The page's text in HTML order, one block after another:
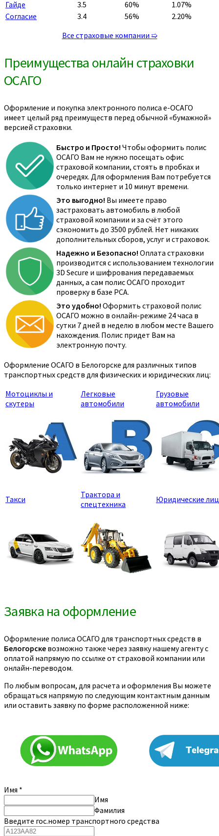
Гайде 3.5 60%
1.07%
Согласие
3.4 56%
2.20%
Все страховые компании ➯
Преимущества онлайн страховки
ОСАГО
Оформление и покупка электронного полиса е-ОСАГО
имеет целый ряд преимуществ перед обычной «бумажной»
версией страховки.
Быстро и Просто! Чтобы оформить полис
ОСАГО Вам не нужно посещать офис
страховой компании, стоять в пробках и
очередях. Для оформления Вам потребуется
только интернет и 10 минут времени.
Это выгодно! Вы имеете право
застраховать автомобиль в любой
страховой компании и за счёт этого
сэкономить до 3500 рублей. Нет никаких
дополнительных сборов, услуг и страховок.
Надежно и Безопасно! Оплата страховки
производится с использованием технологии
3D Secure и шифрования передаваемых
данных, а сам полис ОСАГО проходит
проверку в базе РСА.
Это удобно! Оформить страховой полис
ОСАГО можно в онлайн-режиме 24 часа в
сутки 7 дней в неделю в любом месте Вашего
нахождения. Полис придет Вам на
электронную почту.
Оформление ОСАГО в Белогорске для различных типов
транспортных средств для физических и юридических лиц:
Мотоциклы и
скутеры
Легковые
автомобили
Грузовые
автомобили
Такси
Трактора и
спецтехника
Юридические
Заявка на оформление
Оформление полиса ОСАГО для транспортных средств в
Белогорске возможно также через заявку нашему агенту с
оплатой напрямую по ссылке от страховой компании или
онлайн-переводом.
По любым вопросам, для расчета и оформления Вы можете
обращаться напрямую по следующим контактным данным
или оставить заявку по форме расположенной ниже:
Имя *
Имя
Фамилия
Введите гос.номер транспортного средства